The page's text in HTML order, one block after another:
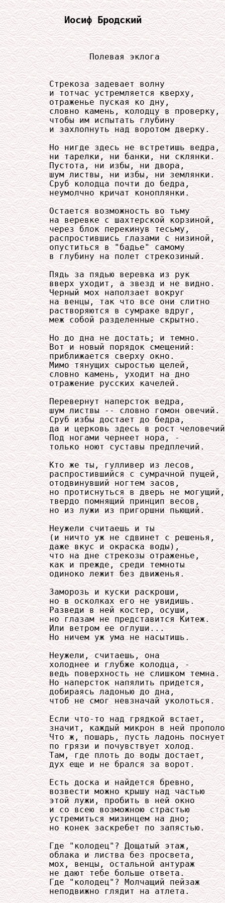
Иосиф Бродский
             Полевая эклога
     Стрекоза задевает волну
     и тотчас устремляется кверху,
     отраженье пуская ко дну,
     словно камень, колодцу в проверку,
     чтобы им испытать глубину
     и захлопнуть над воротом дверку.
     Но нигде здесь не встретишь ведра,
     ни тарелки, ни банки, ни склянки.
     Пустота, ни избы, ни двора,
     шум листвы, ни избы, ни землянки.
     Сруб колодца почти до бедра,
     неумолчно кричат коноплянки.
     Остается возможность во тьму
     на веревке с шахтерской корзиной,
     через блок перекинув тесьму,
     распростившись глазами с низиной,
     опуститься в "бадье" самому
     в глубину на полет стрекозиный.
     Пядь за пядью веревка из рук
     вверх уходит, а звезд и не видно.
     Черный мох наползает вокруг
     на венцы, так что все они слитно
     растворяются в сумраке вдруг,
     меж собой разделенные скрытно.
     Но до дна не достать; и темно.
     Вот и новый порядок смещений:
     приближается сверху окно.
     Мимо тянущих сыростью щелей,
     словно камень, уходит на дно
     отражение русских качелей.
     Перевернут наперсток ведра,
     шум листвы -- словно гомон овечий.
     Сруб избы достает до бедра,
да и церковь здесь в рост
     Под ногами чернеет нора, -
     только ноют суставы предплечий.
     Кто же ты, гулливер из лесов,
     распростившийся с сумрачной пущей,
     отодвинувший ногтем засов,
     но протиснуться в дверь не могущий,
     твердо помнящий принцип весов,
     но из лужи из пригоршни пьющий.
     Неужели считаешь и ты
     (и ничто уж не сдвинет с решенья,
     даже вкус и окраска воды),
     что на дне стрекозы отраженье,
     как и прежде, среди темноты
     одиноко лежит без движенья.
     Заморозь и куски раскроши,
     но в осколках его не увидишь.
     Разведи в ней костер, осуши,
     но глазам не представится Китеж.
     Или ветром ее оглуши...
     Но ничем уж ума не насытишь.
     Неужели, считаешь, она
     холоднее и глубже колодца, -
     ведь поверхность не слишком темна.
     Но наперсток напялить придется,
     добираясь ладонью до дна,
     чтоб не смог невзначай уколоться.
     Если что-то над грядкой встает,
значит, каждый микрон в ней
     Что ж, пошарь, пусть ладонь поснует
     по грязи и почувствует холод.
     Там, где плоть до воды достает,
     дух еще и не брался за ворот.
     Есть доска и найдется бревно,
     возвести можно крышу над частью
     этой лужи, пробить в ней окно
     и со всею возможною страстью
     устремиться мизинцем на дно;
     но конек заскребет по запястью.
     Где "колодец"? Дощатый этаж,
     облака и листва без просвета,
     мох, венцы, остальной антураж
     не дают тебе больше ответа.
     Где "колодец"? Молчащий пейзаж
     неподвижно глядит на атлета.